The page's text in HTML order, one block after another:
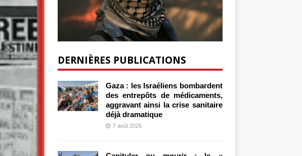
DERNIÈRES PUBLICATIONS
Gaza : les Israéliens bombardent
des entrepôts de médicaments,
aggravant ainsi la crise sanitaire
déjà dramatique
7 août 2026